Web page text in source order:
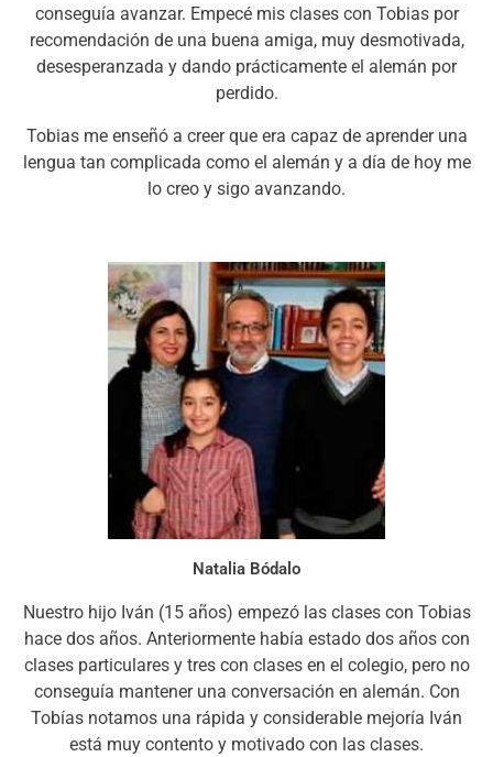
conseguía avanzar. Empecé mis clases con Tobias por
recomendación de una buena amiga, muy desmotivada,
desesperanzada y dando prácticamente el alemán por
perdido.
Tobias me enseñó a creer que era capaz de aprender una
lengua tan complicada como el alemán y a día de hoy me
lo creo y sigo avanzando.
Natalia Bódalo
Nuestro hijo Iván (15 años) empezó las clases con Tobias
hace dos años. Anteriormente había estado dos años con
clases particulares y tres con clases en el colegio, pero no
conseguía mantener una conversación en alemán. Con
Tobías notamos una rápida y considerable mejoría Iván
está muy contento y motivado con las clases.